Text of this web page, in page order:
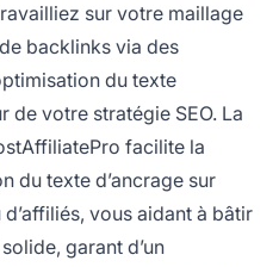
sur votre maillage
backlinks via des
du texte
de votre stratégie SEO. La
facilite la
du texte d’ancrage sur
vous aidant à bâtir
garant d’un